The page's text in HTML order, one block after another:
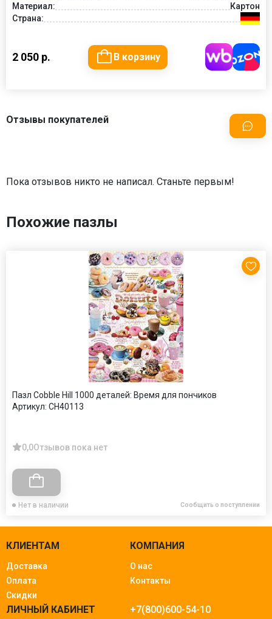
Материал:
Картон
Страна:
2 050 р. В корзину
Отзывы покупателей
Пока отзывов никто не написал. Станьте первым!
Похожие пазлы
Пазл Cobble Hill 1000 деталей: Время для пончиков
Артикул: CH40113
0,0Отзывов пока нет
Нет в наличии Сообщить о поступлении
КЛИЕНТАМ
Доставка
Оплата
Скидки
КОМПАНИЯ
О нас
Контакты
ЛИЧНЫЙ КАБИНЕТ +7(800)600-54-10